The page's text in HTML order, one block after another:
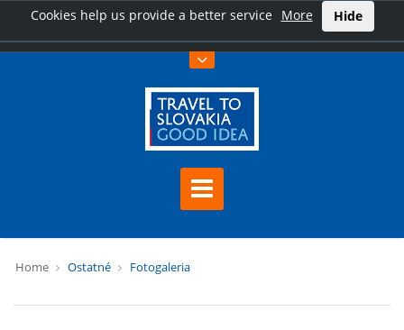
Cookies help us provide a better service More Hide
Home Ostatné Fotogaleria